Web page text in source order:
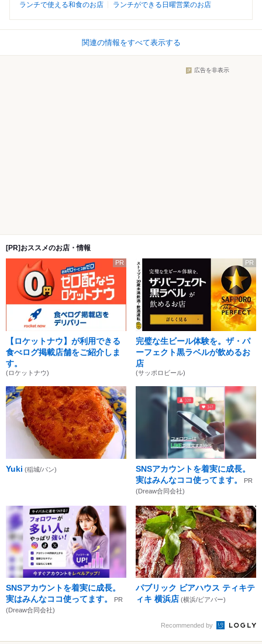
ランチで使える和食のお店
ランチができる日曜営業のお店
関連の情報をすべて表示する
広告を非表示
[PR]おススメのお店・情報
PR
【ロケットナウ】が利用できる
食べログ掲載店舗をご紹介しま
す。
(ロケットナウ)
PR
完璧な生ビール体験を。ザ・パ
ーフェクト黒ラベルが飲めるお
店
(サッポロビール)
Yuki (稲城/パン)
SNSアカウントを着実に成長。
実はみんなココ使ってます。
PR
(Dreaw合同会社)
SNSアカウントを着実に成長。
実はみんなココ使ってます。
PR
(Dreaw合同会社)
パブリック ビアハウス ティキテ
ィキ 横浜店 (横浜/ビアバー)
Recommended by